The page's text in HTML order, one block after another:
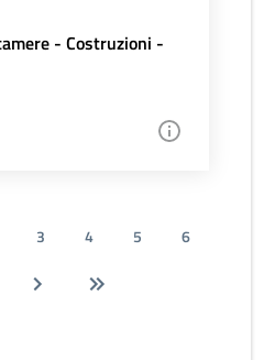
- Costruzioni -
3 4 5
6